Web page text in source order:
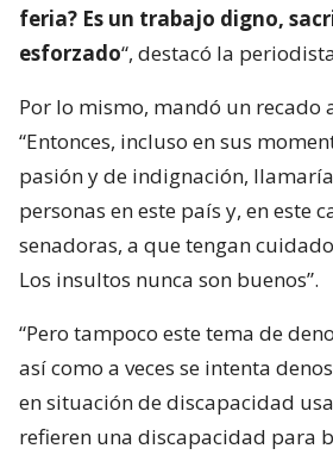
feria? Es un trabajo digno,
esforzado“, destacó la
Por lo mismo, mandó un recado
“Entonces, incluso en sus
pasión y de indignación,
personas en este país y, en este
senadoras, a que tengan
Los insultos nunca son buenos”.
“Pero tampoco este tema de
así como a veces se intenta
en situación de discapacidad
refieren una discapacidad para